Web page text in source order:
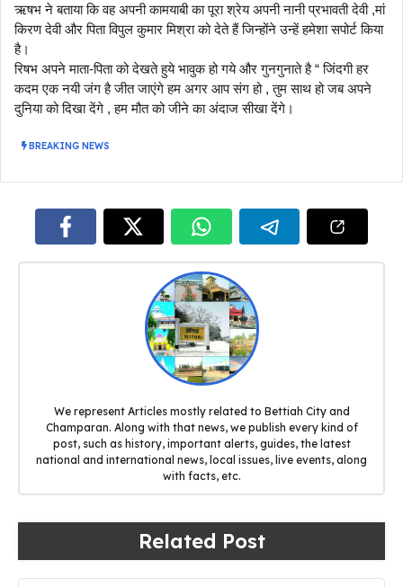
ऋषभ ने बताया कि वह अपनी कामयाबी का पूरा श्रेय अपनी नानी प्रभावती देवी ,मां
किरण देवी और पिता विपुल कुमार मिश्रा को देते हैं जिन्होंने उन्हें हमेशा सपोर्ट किया
है।
रिषभ अपने माता-पिता को देखते हुये भावुक हो गये और गुनगुनाते है “ जिंदगी हर
कदम एक नयी जंग है जीत जाएंगे हम अगर आप संग हो , तुम साथ हो जब अपने
दुनिया को दिखा देंगे , हम मौत को जीने का अंदाज सीखा देंगे।
BREAKING NEWS
We represent Articles mostly related to Bettiah City and
Champaran. Along with that news, we publish every kind of
post, such as history, important alerts, guides, the latest
national and international news, local issues, live events, along
with facts, etc.
Related Post